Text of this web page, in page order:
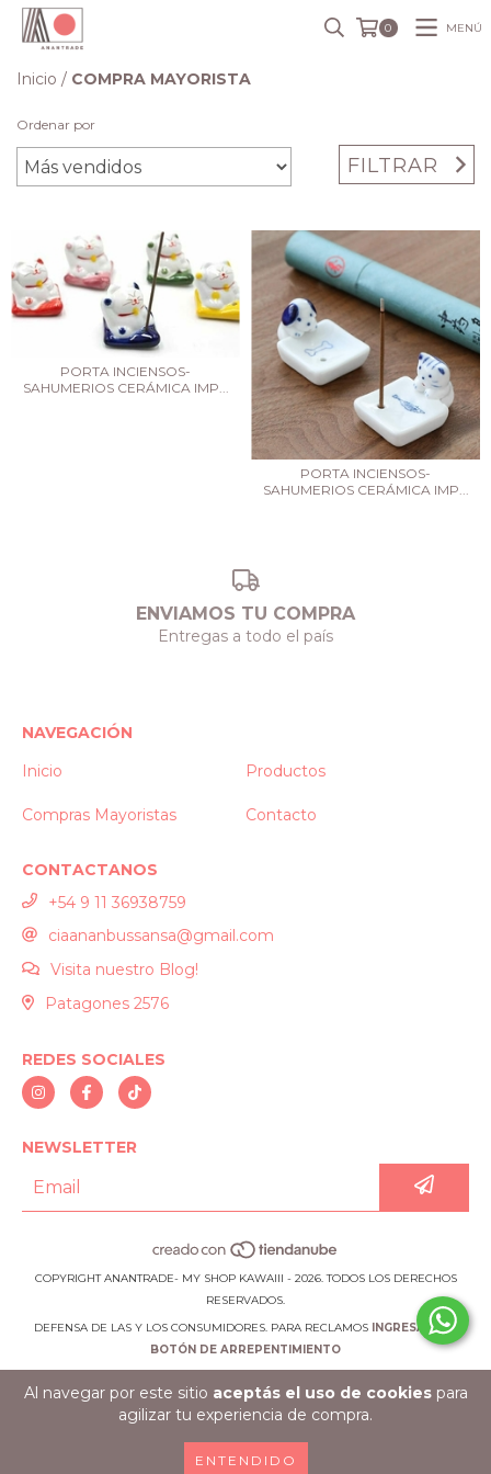
Al navegar por este sitio aceptás el uso de cookiespara
agilizar tu experiencia de compra.
ENTENDIDO
0 MENÚ
Inicio / COMPRA MAYORISTA
Ordenar por
FILTRAR
PORTA INCIENSOS-
SAHUMERIOS CERÁMICA IMP...
PORTA INCIENSOS-
SAHUMERIOS CERÁMICA IMP...
ENVIAMOS TU COMPRA
Entregas a todo el país
NAVEGACIÓN
Inicio
Productos
Compras Mayoristas Contacto
CONTACTANOS
+54 9 11 36938759
ciaananbussansa@gmail.com
Visita nuestro Blog!
Patagones 2576
REDES SOCIALES
NEWSLETTER
COPYRIGHT ANANTRADE- MY SHOP KAWAIII - 2026. TODOS LOS DERECHOS
RESERVADOS.
DEFENSA DE LAS Y LOS CONSUMIDORES. PARA RECLAMOS
INGRESÁ ACÁ.
BOTÓN DE ARREPENTIMIENTO